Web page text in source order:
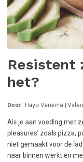
Resistent
het?
Door: Hayo Venema |
Als je aan voeding met
pleasures’ zoals pizza,
niet gemaakt voor de
naar binnen werkt en